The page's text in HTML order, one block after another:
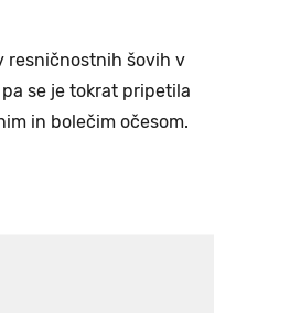
resničnostnih šovih v
se je tokrat pripetila
in bolečim očesom.